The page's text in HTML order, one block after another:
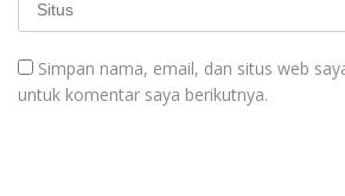
Simpan nama, email, dan situs web
untuk komentar saya berikutnya.